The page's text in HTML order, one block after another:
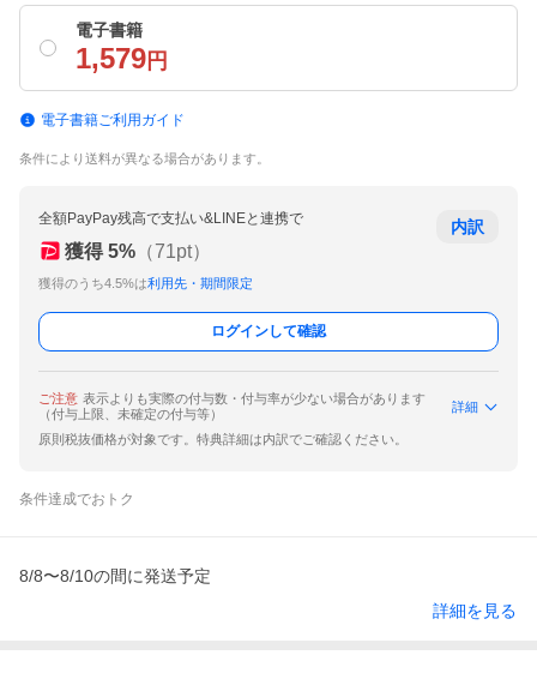
電子書籍
1,579 円
電子書籍ご利用ガイド
条件により送料が異なる場合があります。
全額PayPay残高で支払い&LINEと連携で
獲得 5% （71pt）
獲得のうち4.5%は利用先・期間限定
内訳
ログインして確認
ご注意 表示よりも実際の付与数・付与率が少ない場合があります
（付与上限、未確定の付与等）
詳細
原則税抜価格が対象です。特典詳細は内訳でご確認ください。
条件達成でおトク
8/8〜8/10の間に発送予定
詳細を見る